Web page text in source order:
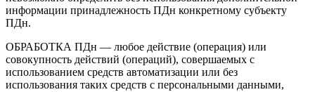
информации принадлежность ПДн конкретному субъекту
ПДн.
ОБРАБОТКА ПДн — любое действие (операция) или
совокупность действий (операций), совершаемых с
использованием средств автоматизации или без
использования таких средств с персональными данными,